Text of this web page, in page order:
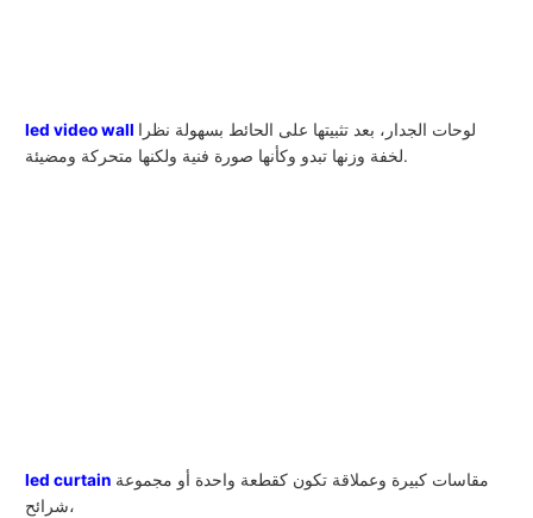
led video wall لوحات الجدار، بعد تثبيتها على الحائط بسهولة نظرا
لخفة وزنها تبدو وكأنها صورة فنية ولكنها متحركة ومضيئة.
led curtain مقاسات كبيرة وعملاقة تكون كقطعة واحدة أو مجموعة
شرائح،